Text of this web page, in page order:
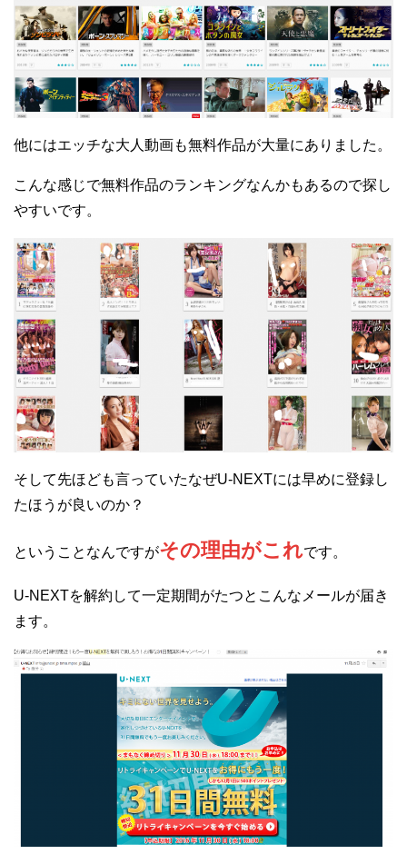
他にはエッチな大人動画も無料作品が大量にありました。
こんな感じで無料作品のランキングなんかもあるので探し
やすいです。
そして先ほども言っていたなぜU-NEXTには早めに登録し
たほうが良いのか？
ということなんですがその理由がこれです。
U-NEXTを解約して一定期間がたつとこんなメールが届き
ます。